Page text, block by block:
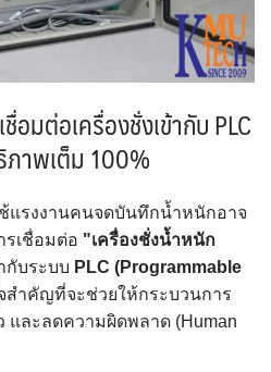
อมต่อเครื่องชั่งเข้ากับ PLC
าพเต็ม 100%
ช้แรงงานคนจดบันทึกน้ำหนักอาจ
รเชื่อมต่อ "เครื่องชั่งน้ำหนัก
กับระบบ PLC (Programmable
สำคัญที่จะช่วยให้กระบวนการ
และลดความผิดพลาด (Human